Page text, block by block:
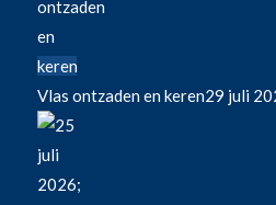
Vlas ontzaden en keren29 juli